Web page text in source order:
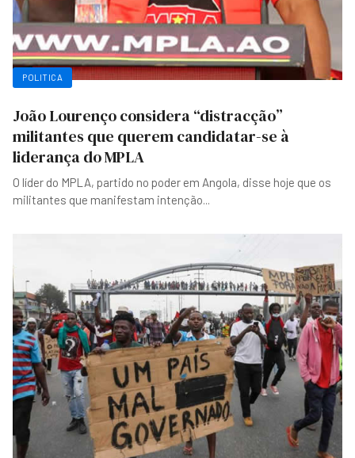
POLITICA
João Lourenço considera “distracção”
militantes que querem candidatar-se à
liderança do MPLA
O líder do MPLA, partido no poder em Angola, disse hoje que os
militantes que manifestam intenção...